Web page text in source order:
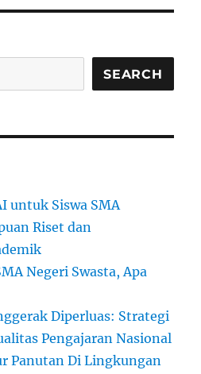
SEARCH
untuk Siswa SMA
Riset dan
Negeri Swasta, Apa
Diperluas: Strategi
Pengajaran Nasional
Panutan Di Lingkungan